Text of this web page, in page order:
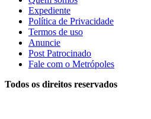
Expediente
Política de Privacidade
Termos de uso
Anuncie
Post Patrocinado
Fale com o Metrópoles
Todos os direitos reservados